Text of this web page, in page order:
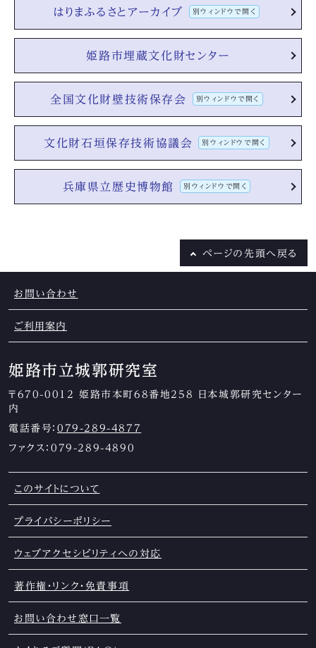
はりまふるさとアーカイブ 別ウィンドウで開く
姫路市埋蔵文化財センター
全国文化財壁技術保存会 別ウィンドウで開く
文化財石垣保存技術協議会 別ウィンドウで開く
兵庫県立歴史博物館 別ウィンドウで開く
ページの 先頭へ戻る
お問い合わせ
ご利用案内
姫路市立城郭研究室
〒670-0012 姫路市本町68番地258 日本城郭研究センター
内
電話番号： 079-289-4877
ファクス：079-289-4890
このサイトについて
プライバシーポリシー
ウェブアクセシビリティへの対応
著作権・リンク・免責事項
お問い合わせ窓口一覧